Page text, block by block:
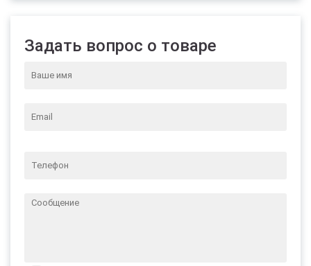
Задать вопрос о товаре